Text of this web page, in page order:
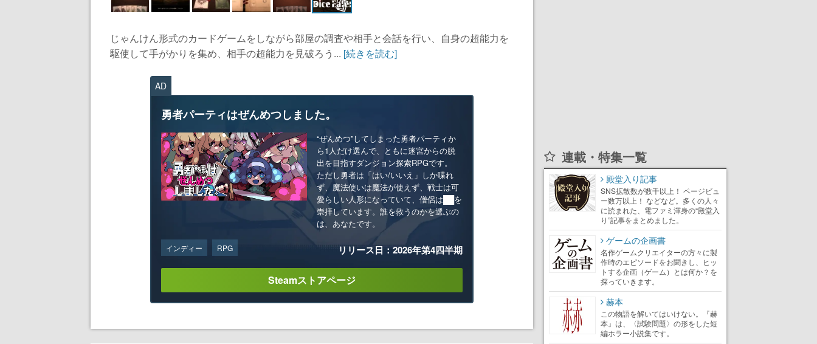
じゃんけん形式のカードゲームをしながら部屋の調査や相手と会話を行い、自身の超能力を
駆使して手がかりを集め、相手の超能力を見破ろう... [続きを読む]
AD
勇者パーティはぜんめつしました。
“ぜんめつ”してしまった勇者パーティか
ら1人だけ選んで、ともに迷宮からの脱
出を目指すダンジョン探索RPGです。
ただし勇者は「はい/いいえ」しか喋れ
ず、魔法使いは魔法が使えず、戦士は可
愛らしい人形になっていて、僧侶は██を
崇拝しています。誰を救うのかを選ぶの
は、あなたです。
インディー RPG リリース日：2026年第4四半期
Steamストアページ
連載・特集一覧
殿堂入り記事
SNS拡散数が数千以上！ ページビュ
ー数万以上！ などなど。多くの人々
に読まれた、電ファミ渾身の“殿堂入
り”記事をまとめました。
ゲームの企画書
名作ゲームクリエイターの方々に製
作時のエピソードをお聞きし、ヒッ
トする企画（ゲーム）とは何か？を
探っていきます。
赫本
この物語を解いてはいけない。『赫
本』は、〈試験問題〉の形をした短
編ホラー小説集です。